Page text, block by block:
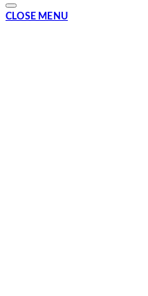
CLOSE MENU